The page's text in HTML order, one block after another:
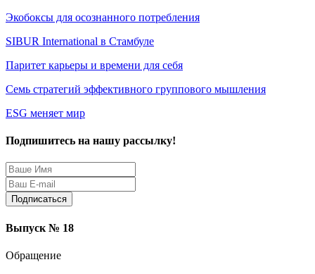
Экобоксы для осознанного потребления
SIBUR International в Стамбуле
Паритет карьеры и времени для себя
Семь стратегий эффективного группового мышления
ESG меняет мир
Подпишитесь на нашу рассылку!
Выпуск № 18
Обращение